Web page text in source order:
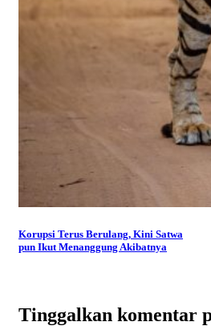
Korupsi Terus Berulang, Kini Satwa
pun Ikut Menanggung Akibatnya
Tinggalkan komentar